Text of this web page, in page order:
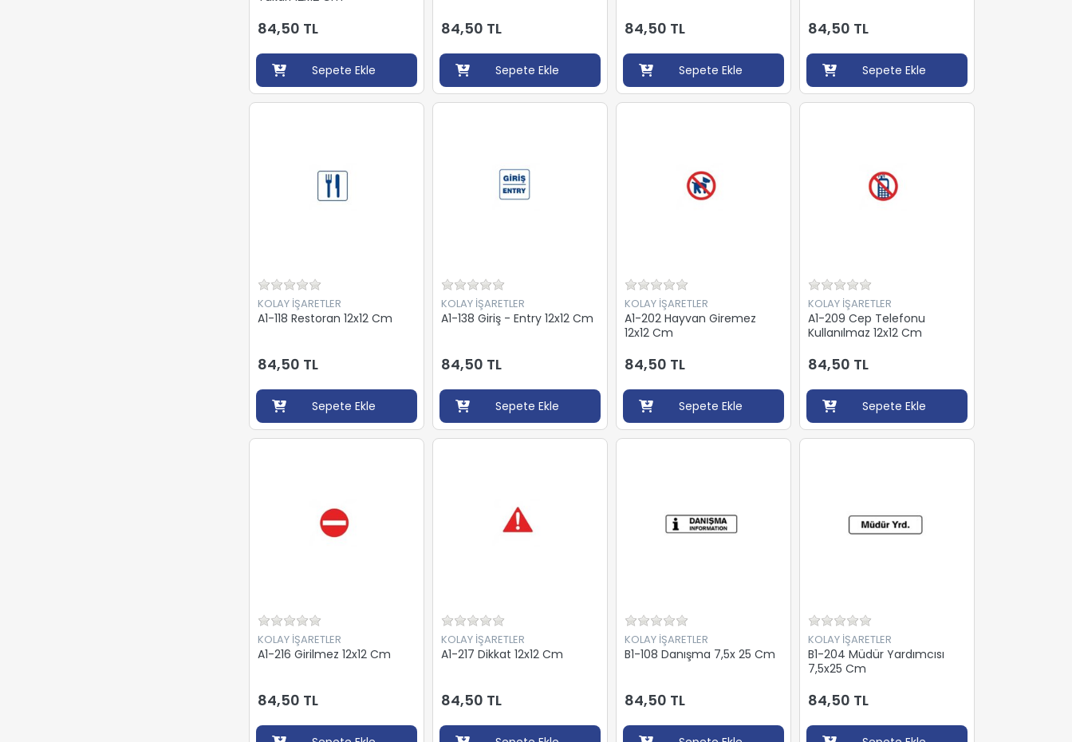
84,50 TL
Sepete Ekle
84,50 TL
Sepete Ekle
84,50 TL
Sepete Ekle
84,50 TL
Sepete Ekle
KOLAY İŞARETLER
A1-118 Restoran 12x12 Cm
84,50 TL
Sepete Ekle
KOLAY İŞARETLER
A1-138 Giriş - Entry 12x12 Cm
84,50 TL
Sepete Ekle
KOLAY İŞARETLER
A1-202 Hayvan Giremez
12x12 Cm
84,50 TL
Sepete Ekle
KOLAY İŞARETLER
A1-209 Cep Telefonu
Kullanılmaz 12x12 Cm
84,50 TL
Sepete Ekle
KOLAY İŞARETLER
A1-216 Girilmez 12x12 Cm
84,50 TL
KOLAY İŞARETLER
A1-217 Dikkat 12x12 Cm
84,50 TL
KOLAY İŞARETLER
B1-108 Danışma 7,5x 25 Cm
84,50 TL
KOLAY İŞARETLER
B1-204 Müdür Yardımcısı
7,5x25 Cm
84,50 TL